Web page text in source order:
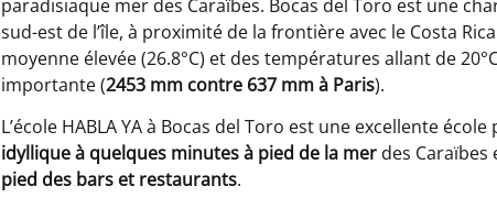
paradisiaque mer des Caraïbes. Bocas del Toro est une
sud-est de l’île, à proximité de la frontière avec le Costa
moyenne élevée (26.8°C) et des températures allant de
importante (2453 mm contre 637 mm à Paris).
L’école HABLA YA à Bocas del Toro est une excellente
idylliqueà quelques minutes à pied de la mer des Caraïbes
pied des bars et restaurants.